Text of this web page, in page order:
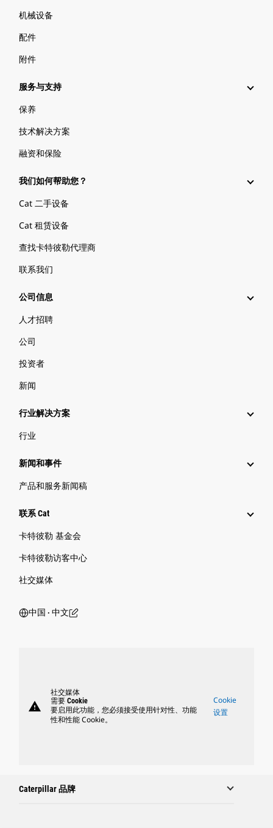
机械设备
配件
附件
服务与支持
保养
技术解决方案
融资和保险
我们如何帮助您？
Cat 二手设备
Cat 租赁设备
查找卡特彼勒代理商
联系我们
公司信息
人才招聘
公司
投资者
新闻
行业解决方案
行业
新闻和事件
产品和服务新闻稿
联系 Cat
卡特彼勒 基金会
卡特彼勒访客中心
社交媒体
中国 ‧ 中文
warning
社交媒体
需要 Cookie
要启用此功能，您必须接受使用针对性、功能
性和性能 Cookie。
Cookie
设置
Caterpillar 品牌